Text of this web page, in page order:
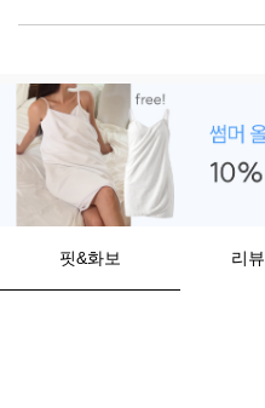
핏&화보 리뷰